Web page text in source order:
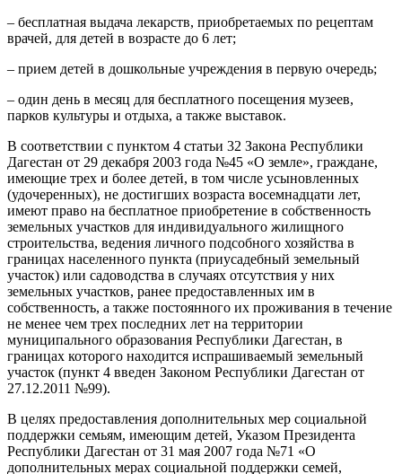
– бесплатная выдача лекарств, приобретаемых по рецептам
врачей, для детей в возрасте до 6 лет;
– прием детей в дошкольные учреждения в первую очередь;
– один день в месяц для бесплатного посещения музеев,
парков культуры и отдыха, а также выставок.
В соответствии с пунктом 4 статьи 32 Закона Республики
Дагестан от 29 декабря 2003 года №45 «О земле», граждане,
имеющие трех и более детей, в том числе усыновленных
(удочеренных), не достигших возраста восемнадцати лет,
имеют право на бесплатное приобретение в собственность
земельных участков для индивидуального жилищного
строительства, ведения личного подсобного хозяйства в
границах населенного пункта (приусадебный земельный
участок) или садоводства в случаях отсутствия у них
земельных участков, ранее предоставленных им в
собственность, а также постоянного их проживания в течение
не менее чем трех последних лет на территории
муниципального образования Республики Дагестан, в
границах которого находится испрашиваемый земельный
участок (пункт 4 введен Законом Республики Дагестан от
27.12.2011 №99).
В целях предоставления дополнительных мер социальной
поддержки семьям, имеющим детей, Указом Президента
Республики Дагестан от 31 мая 2007 года №71 «О
дополнительных мерах социальной поддержки семей,